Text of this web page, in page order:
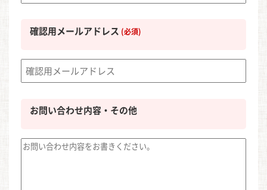
確認用メールアドレス (必須)
お問い合わせ内容・その他